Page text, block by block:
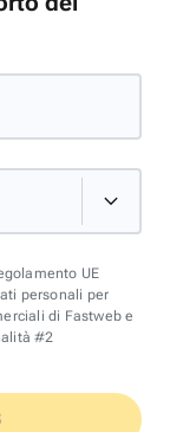
UE
personali per
di Fastweb e
#2